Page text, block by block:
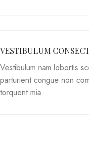
VESTIBULUM
Vestibulum nam lobortis
parturient congue non
torquent mia.